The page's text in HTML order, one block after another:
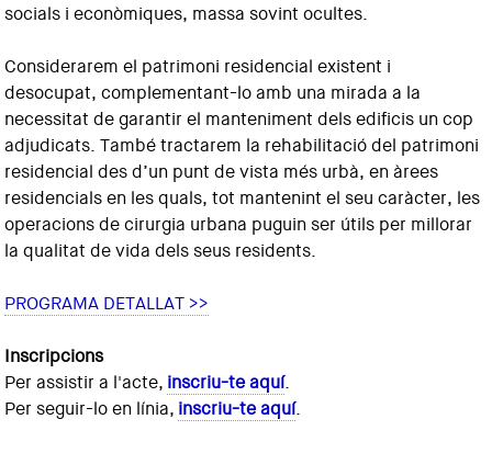
socials i econòmiques, massa sovint ocultes.
Considerarem el patrimoni residencial existent i
desocupat, complementant-lo amb una mirada a la
necessitat de garantir el manteniment dels edificis un cop
adjudicats. També tractarem la rehabilitació del patrimoni
residencial des d’un punt de vista més urbà, en àrees
residencials en les quals, tot mantenint el seu caràcter, les
operacions de cirurgia urbana puguin ser útils per millorar
la qualitat de vida dels seus residents.
PROGRAMA DETALLAT >>
Inscripcions
Per assistir a l'acte, inscriu-te aquí.
Per seguir-lo en línia, inscriu-te aquí.